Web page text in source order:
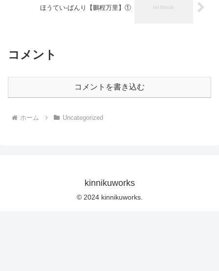
ほうてい-ばんり【鵬程万里】①
コメント
コメントを書き込む
ホーム Uncategorized
kinnikuworks
© 2024 kinnikuworks.